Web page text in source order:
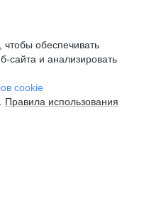
обеспечивать
сайта и анализировать
cookie
Правила использования